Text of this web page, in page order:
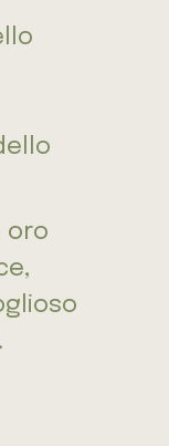
oro